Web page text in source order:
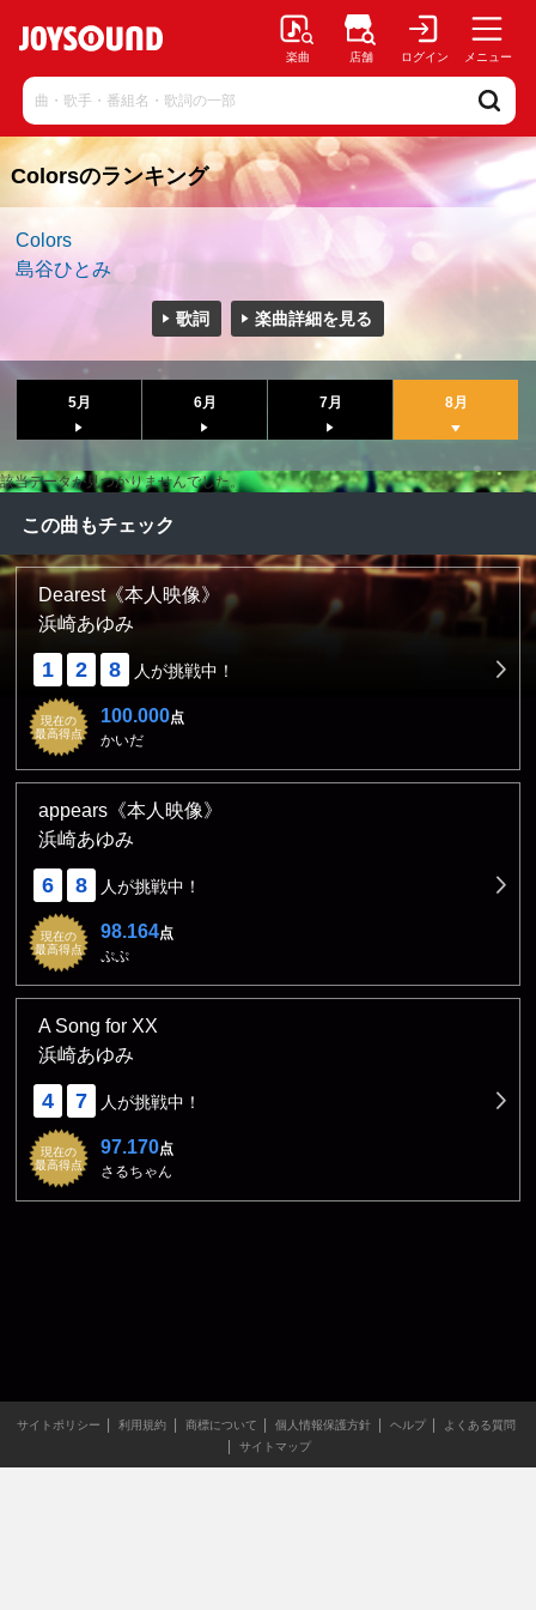
楽曲 店舗 ログイン メニュー
Colorsのランキング
Colors
島谷ひとみ
歌詞 楽曲詳細を見る
5月 6月 7月 8月
該当データが見つかりませんでした。
この曲もチェック
Dearest《本人映像》
浜崎あゆみ
1 2 8 人が挑戦中！
現在の
最高得点
100.000点
かいだ
appears《本人映像》
浜崎あゆみ
6 8 人が挑戦中！
現在の
最高得点
98.164点
ぷぷ
A Song for XX
浜崎あゆみ
4 7 人が挑戦中！
現在の
最高得点
97.170点
さるちゃん
サイトポリシー 利用規約 商標について 個人情報保護方針 ヘルプ
よくある質問
サイトマップ